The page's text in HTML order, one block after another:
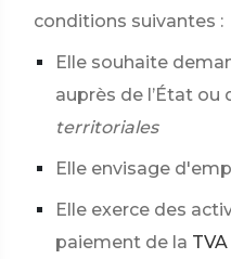
conditions suivantes :
Elle souhaite
auprès de l’État ou
territoriales
Elle envisage
Elle exerce des
paiement de la TVA